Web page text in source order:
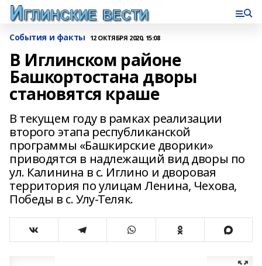
События и факты 12 ОКТЯБРЯ 2020, 15:08
В Иглинском районе
Башкортостана дворы
становятся краше
В текущем году в рамках реализации
второго этапа республиканской
программы «Башкирские дворики»
приводятся в надлежащий вид дворы по
ул. Калинина в с. Иглино и дворовая
территория по улицам Ленина, Чехова,
Победы в с. Улу-Теляк.